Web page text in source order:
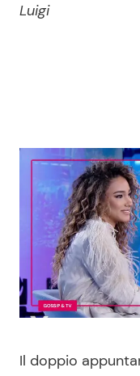
News Musica
News Spettacolo
Benessere
Casa
Luigi
Il doppio